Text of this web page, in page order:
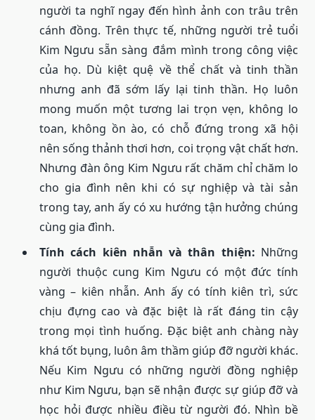
người ta nghĩ ngay đến hình ảnh con trâu trên
cánh đồng. Trên thực tế, những người trẻ tuổi
Kim Ngưu sẵn sàng đắm mình trong công việc
của họ. Dù kiệt quệ về thể chất và tinh thần
nhưng anh đã sớm lấy lại tinh thần. Họ luôn
mong muốn một tương lai trọn vẹn, không lo
toan, không ồn ào, có chỗ đứng trong xã hội
nên sống thảnh thơi hơn, coi trọng vật chất hơn.
Nhưng đàn ông Kim Ngưu rất chăm chỉ chăm lo
cho gia đình nên khi có sự nghiệp và tài sản
trong tay, anh ấy có xu hướng tận hưởng chúng
cùng gia đình.
Tính cách kiên nhẫn và thân thiện: Những
người thuộc cung Kim Ngưu có một đức tính
vàng – kiên nhẫn. Anh ấy có tính kiên trì, sức
chịu đựng cao và đặc biệt là rất đáng tin cậy
trong mọi tình huống. Đặc biệt anh chàng này
khá tốt bụng, luôn âm thầm giúp đỡ người khác.
Nếu Kim Ngưu có những người đồng nghiệp
như Kim Ngưu, bạn sẽ nhận được sự giúp đỡ và
học hỏi được nhiều điều từ người đó. Nhìn bề